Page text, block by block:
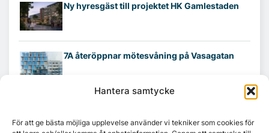
Hantera samtycke
För att ge bästa möjliga upplevelse använder vi tekniker som cookies för
Ny hyresgäst till projektet HK Gamlestaden
7A återöppnar mötesvåning på Vasagatan